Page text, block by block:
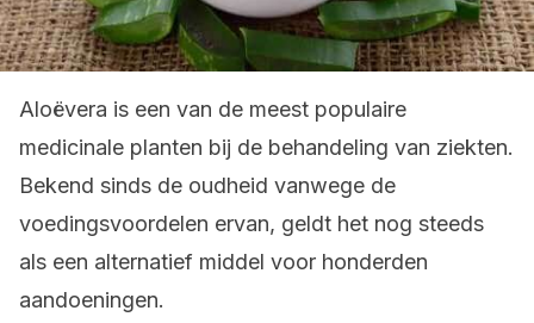
Aloëvera is een van de meest populaire
medicinale planten bij de behandeling van ziekten.
Bekend sinds de oudheid vanwege de
voedingsvoordelen ervan, geldt het nog steeds
als een alternatief middel voor honderden
aandoeningen.